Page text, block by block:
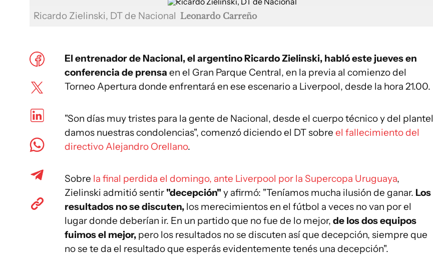
Ricardo Zielinski, DT de Nacional Leonardo Carreño
El entrenador de Nacional, el argentino Ricardo Zielinski, habló este jueves en
conferencia de prensa en el Gran Parque Central, en la previa al comienzo del
Torneo Apertura donde enfrentará en ese escenario a Liverpool, desde la hora 21.00.
"Son días muy tristes para la gente de Nacional, desde el cuerpo técnico y del plantel
damos nuestras condolencias", comenzó diciendo el DT sobre el fallecimiento del
directivo Alejandro Orellano.
Sobre la final perdida el domingo, ante Liverpool por la Supercopa Uruguaya,
Zielinski admitió sentir "decepción"y afirmó: "Teníamos mucha ilusión de ganar. Los
resultados no se discuten, los merecimientos en el fútbol a veces no van por el
lugar donde deberían ir. En un partido que no fue de lo mejor, de los dos equipos
fuimos el mejor, pero los resultados no se discuten así que decepción, siempre que
no se te da el resultado que esperás evidentemente tenés una decepción".